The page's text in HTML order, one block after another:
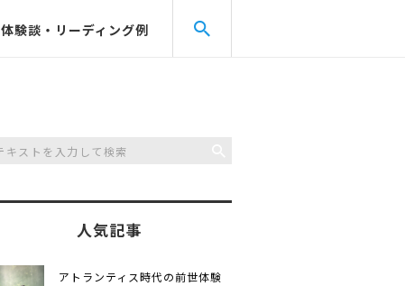
体験談・リーディング例
人気記事
アトランティス時代の前世体験